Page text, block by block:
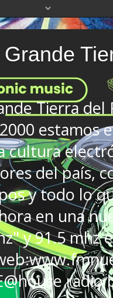
Tierra
estamos
cultura
del país,
y todo lo
en una
y 91.5 mhz
radio